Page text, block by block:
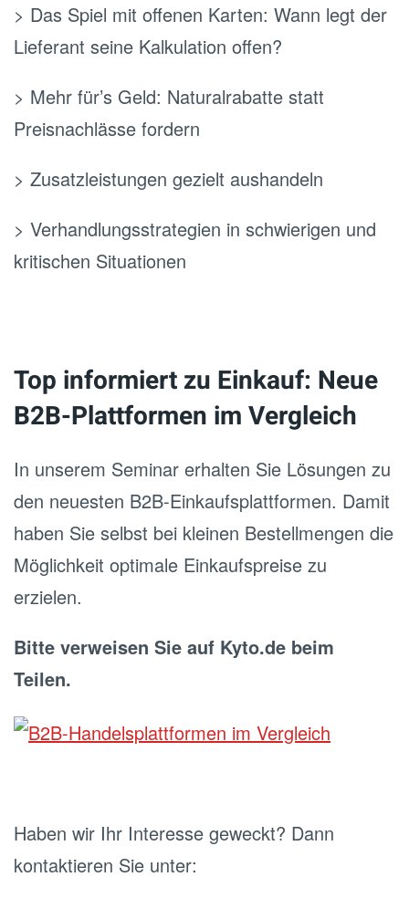
> Das Spiel mit offenen Karten: Wann legt der
Lieferant seine Kalkulation offen?
> Mehr für’s Geld: Naturalrabatte statt
Preisnachlässe fordern
> Zusatzleistungen gezielt aushandeln
> Verhandlungsstrategien in schwierigen und
kritischen Situationen
Top informiert zu Einkauf: Neue
B2B-Plattformen im Vergleich
In unserem Seminar erhalten Sie Lösungen zu
den neuesten B2B-Einkaufsplattformen. Damit
haben Sie selbst bei kleinen Bestellmengen die
Möglichkeit optimale Einkaufspreise zu
erzielen.
Bitte verweisen Sie auf Kyto.de beim
Teilen.
Haben wir Ihr Interesse geweckt? Dann
kontaktieren Sie unter: